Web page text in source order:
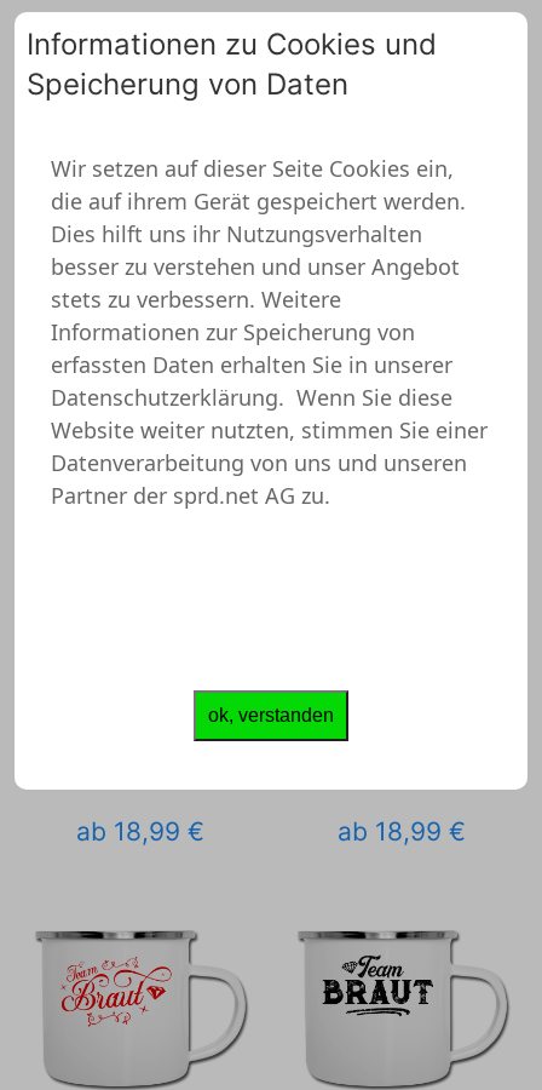
Hochzeit Emaille Tasse
ab 18,99 € ab 18,99 €
Informationen zu Cookies und
Speicherung von Daten
Wir setzen auf dieser Seite Cookies ein,
die auf ihrem Gerät gespeichert werden.
Dies hilft uns ihr Nutzungsverhalten
besser zu verstehen und unser Angebot
stets zu verbessern. Weitere
Informationen zur Speicherung von
erfassten Daten erhalten Sie in unserer
Datenschutzerklärung. Wenn Sie diese
Website weiter nutzten, stimmen Sie einer
Datenverarbeitung von uns und unseren
Partner der sprd.net AG zu.
ok, verstanden